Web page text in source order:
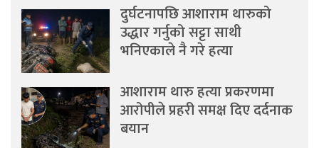
दुर्घटनापछि आशाराम थारुको
उद्धार गर्नुको सट्टा साथी
भनिएकाले नै गरे हत्या
आशाराम थारु हत्या प्रकरणमा
आरोपीले प्रहरी समक्ष दिए दर्दनाक
बयान